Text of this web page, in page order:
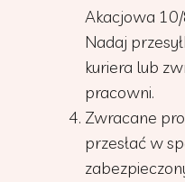
Akacjowa
Nadaj
kuriera lub
pracowni.
Zwracane
przesłać w